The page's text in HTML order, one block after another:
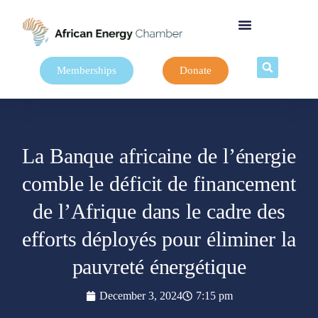
Memberships Donate
La Banque africaine de l’énergie
comble le déficit de financement
de l’Afrique dans le cadre des
efforts déployés pour éliminer la
pauvreté énergétique
December 3, 2024 7:15 pm